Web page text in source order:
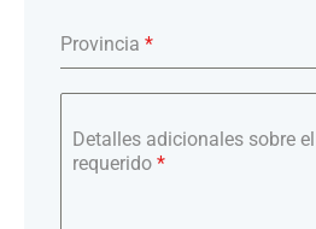
Provincia *
Detalles adicionales sobre
requerido *